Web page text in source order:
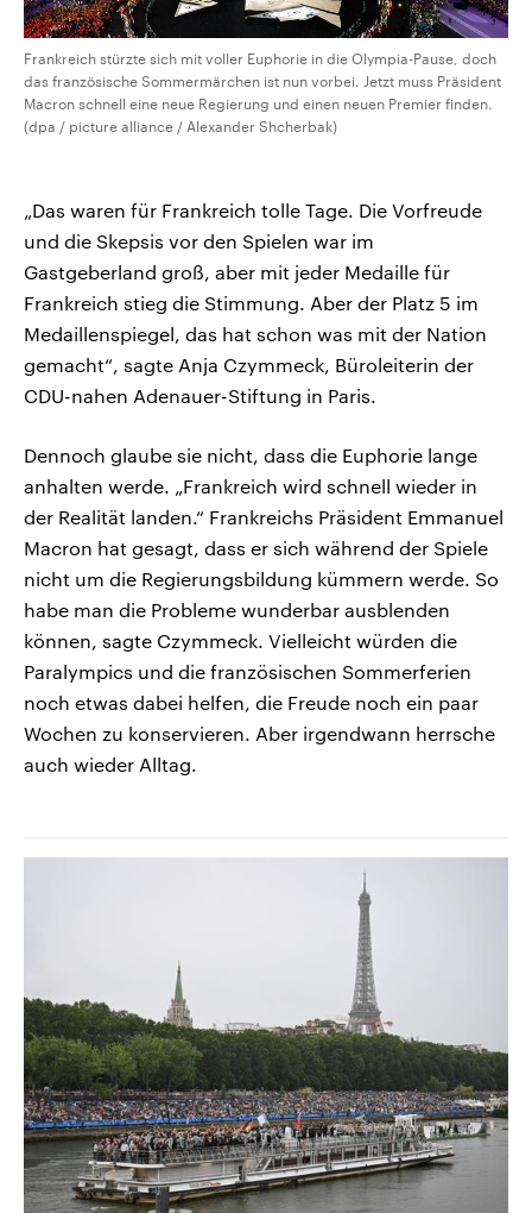
Frankreich stürzte sich mit voller Euphorie in die Olympia-Pause, doch
das französische Sommermärchen ist nun vorbei. Jetzt muss Präsident
Macron schnell eine neue Regierung und einen neuen Premier finden.
(dpa / picture alliance / Alexander Shcherbak)
„Das waren für Frankreich tolle Tage. Die Vorfreude
und die Skepsis vor den Spielen war im
Gastgeberland groß, aber mit jeder Medaille für
Frankreich stieg die Stimmung. Aber der Platz 5 im
Medaillenspiegel, das hat schon was mit der Nation
gemacht“, sagte Anja Czymmeck, Büroleiterin der
CDU-nahen Adenauer-Stiftung in Paris.
Dennoch glaube sie nicht, dass die Euphorie lange
anhalten werde. „Frankreich wird schnell wieder in
der Realität landen.“ Frankreichs Präsident Emmanuel
Macron hat gesagt, dass er sich während der Spiele
nicht um die Regierungsbildung kümmern werde. So
habe man die Probleme wunderbar ausblenden
können, sagte Czymmeck. Vielleicht würden die
Paralympics und die französischen Sommerferien
noch etwas dabei helfen, die Freude noch ein paar
Wochen zu konservieren. Aber irgendwann herrsche
auch wieder Alltag.